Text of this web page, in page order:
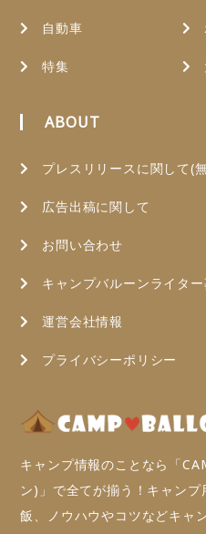
自動車
特集
ABOUT
プレスリリースに関して(
広告出稿に関して
お問い合わせ
キャンプバルーンライタ
運営会社情報
プライバシーポリシー
キャンプ情報のことなら「
ン)」で全てが揃う！キャン
飯、ノウハウやコツなどキャ